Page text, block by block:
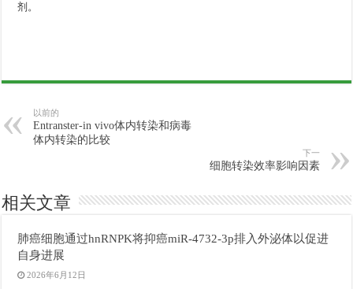
剂。
以前的
Entranster-in vivo体内转染和病毒
体内转染的比较
下一
细胞转染效率影响因素
相关文章
肺癌细胞通过hnRNPK将抑癌miR-4732-3p排入外泌体以促进
自身进展
2026年6月12日